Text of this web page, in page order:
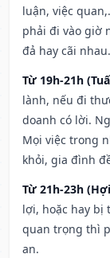
luận, việc
phải đi vào giờ
đả hay cãi nhau.
Từ 19h-21h
lành, nếu đi
doanh có lời.
Mọi việc trong
khỏi, gia đình
Từ 21h-23h
lợi, hoặc hay bị
quan trọng thì
an.